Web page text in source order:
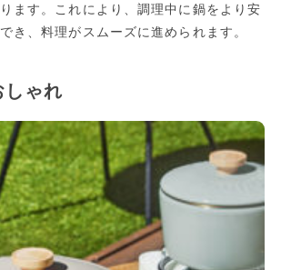
ます。これにより、調理中に鍋をより安
き、料理がスムーズに進められます。
しゃれ